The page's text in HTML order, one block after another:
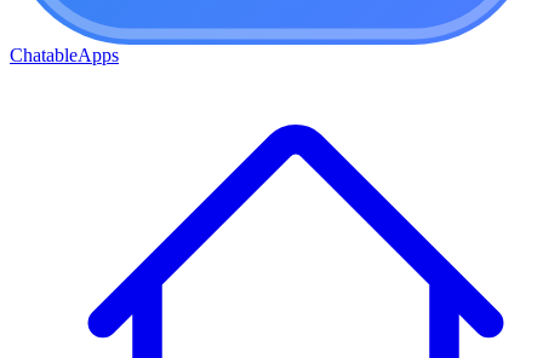
ChatableApps